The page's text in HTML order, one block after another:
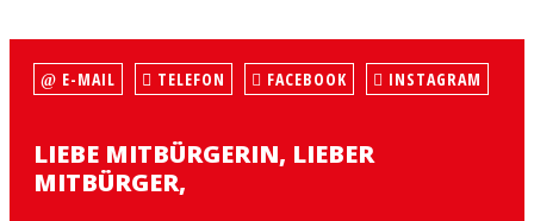
E-MAIL TELEFON FACEBOOK INSTAGRAM
LIEBE MITBÜRGERIN, LIEBER
MITBÜRGER,